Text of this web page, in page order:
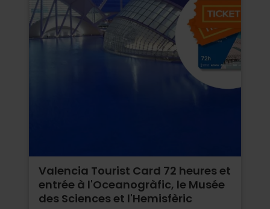
Valencia Tourist Card 72 heures et
entrée à l'Oceanogràfic, le Musée
des Sciences et l'Hemisfèric